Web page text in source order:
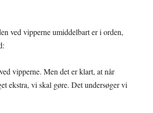
ved vipperne umiddelbart er i orden,
vipperne. Men det er klart, at når
ekstra, vi skal gøre. Det undersøger vi